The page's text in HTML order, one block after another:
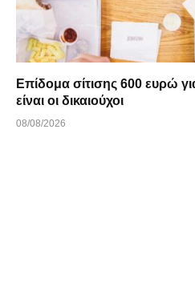
Επίδομα σίτισης 600 ευρώ
είναι οι δικαιούχοι
08/08/2026